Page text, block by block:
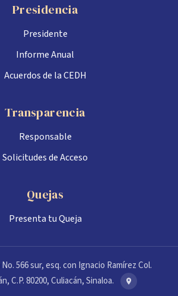
Presidencia
Presidente
Informe Anual
Acuerdos de la CEDH
Transparencia
Responsable
Solicitudes de Acceso
Quejas
Presenta tu Queja
566 sur, esq. con Ignacio Ramírez Col.
C.P. 80200, Culiacán, Sinaloa.